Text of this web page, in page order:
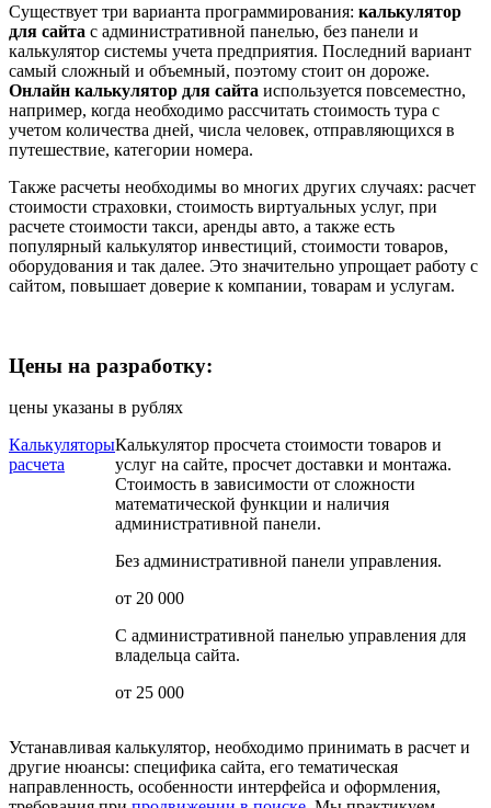
Существует три варианта программирования: калькулятор
для сайта с административной панелью, без панели и
калькулятор системы учета предприятия. Последний вариант
самый сложный и объемный, поэтому стоит он дороже.
Онлайн калькулятор для сайта используется повсеместно,
например, когда необходимо рассчитать стоимость тура с
учетом количества дней, числа человек, отправляющихся в
путешествие, категории номера.
Также расчеты необходимы во многих других случаях: расчет
стоимости страховки, стоимость виртуальных услуг, при
расчете стоимости такси, аренды авто, а также есть
популярный калькулятор инвестиций, стоимости товаров,
оборудования и так далее. Это значительно упрощает работу с
сайтом, повышает доверие к компании, товарам и услугам.
Цены на разработку:
цены указаны в рублях
Калькуляторы
расчета
Калькулятор просчета стоимости товаров и
услуг на сайте, просчет доставки и монтажа.
Стоимость в зависимости от сложности
математической функции и наличия
административной панели.
Без административной панели управления.
от 20 000
С административной панелью управления для
владельца сайта.
от 25 000
Устанавливая калькулятор, необходимо принимать в расчет и
другие нюансы: специфика сайта, его тематическая
направленность, особенности интерфейса и оформления,